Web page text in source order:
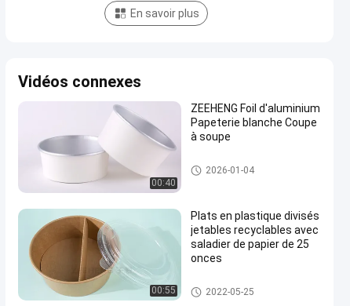
En savoir plus
Vidéos connexes
00:40
ZEEHENG Foil d'aluminium
Papeterie blanche Coupe
à soupe
Cuvette de papier d'aluminium
en aluminium
2026-01-04
00:55
Plats en plastique divisés
jetables recyclables avec
saladier de papier de 25
onces
Bols en papier sans plastique
2022-05-25